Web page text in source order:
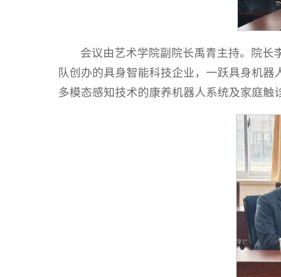
会议由艺术学院副院长禹青主持。院长
队创办的具身智能科技企业，一跃具身机
多模态感知技术的康养机器人系统及家庭触